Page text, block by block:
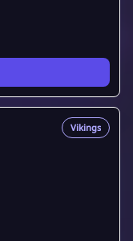
Vikings